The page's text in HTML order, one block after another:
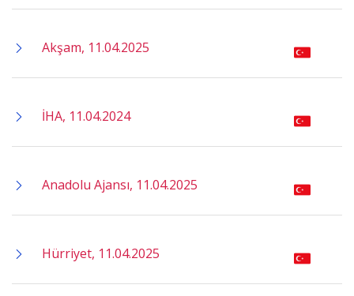
Akşam, 11.04.2025
İHA, 11.04.2024
Anadolu Ajansı, 11.04.2025
Hürriyet, 11.04.2025